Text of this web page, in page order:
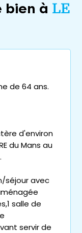
bien à LE
de 64 ans.
d'environ
du Mans au
séjour avec
salle de
servir de